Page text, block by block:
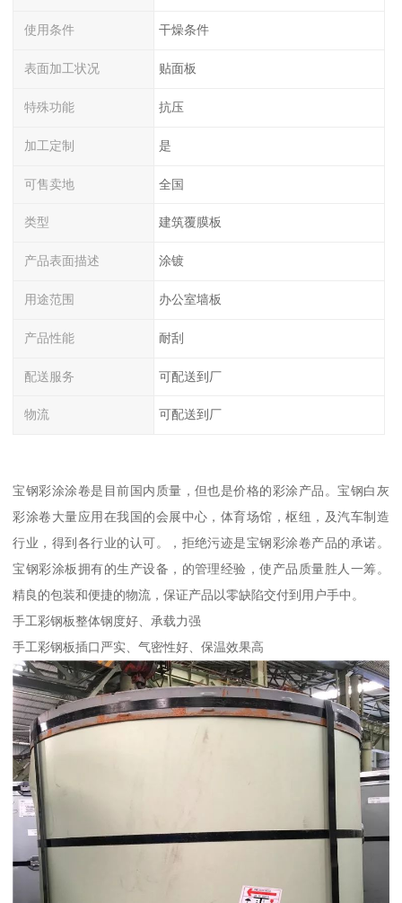
使用条件 干燥条件
表面加工状况 贴面板
特殊功能 抗压
加工定制 是
可售卖地 全国
类型 建筑覆膜板
产品表面描述 涂镀
用途范围 办公室墙板
产品性能 耐刮
配送服务 可配送到厂
物流 可配送到厂
宝钢彩涂涂卷是目前国内质量，但也是价格的彩涂产品。宝钢白灰
彩涂卷大量应用在我国的会展中心，体育场馆，枢纽，及汽车制造
行业，得到各行业的认可。，拒绝污迹是宝钢彩涂卷产品的承诺。
宝钢彩涂板拥有的生产设备，的管理经验，使产品质量胜人一筹。
精良的包装和便捷的物流，保证产品以零缺陷交付到用户手中。
手工彩钢板整体钢度好、承载力强
手工彩钢板插口严实、气密性好、保温效果高